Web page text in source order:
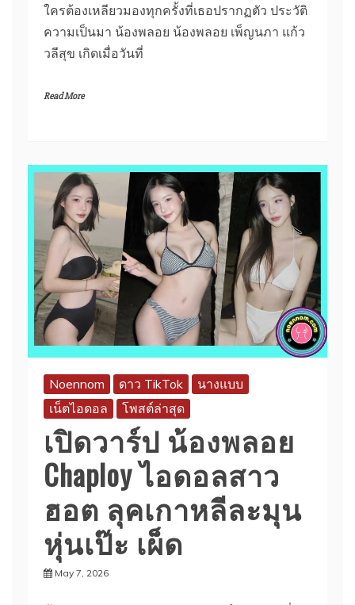
ใครต้องเหลียวมองทุกครั้งที่เธอปรากฏตัว ประวัติ
ความเป็นมา น้องพลอย น้องพลอย เพ็ญนภา แก้ว
วลีสุข เกิดเมื่อวันที่
Read More
Noennom ดาว TikTok
นางแบบ
เน็ตไอดอล
โพสต์ล่าสุด
เปิดวาร์ป น้องพลอย
Chaploy ไอดอลสาว
ฮอต ลุคเกาหลีละมุน
หุ่นเป๊ะ เผ็ด
May 7, 2026